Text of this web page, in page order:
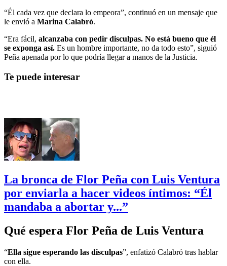
“Él cada vez que declara lo empeora”, continuó en un mensaje que
le envió a Marina Calabró.
“Era fácil, alcanzaba con pedir disculpas. No está bueno que él
se exponga así. Es un hombre importante, no da todo esto”, siguió
Peña apenada por lo que podría llegar a manos de la Justicia.
Te puede interesar
La bronca de Flor Peña con Luis Ventura
por enviarla a hacer videos íntimos: “Él
mandaba a abortar y...”
Qué espera Flor Peña de Luis Ventura
“Ella sigue esperando las disculpas”, enfatizó Calabró tras hablar
con ella.